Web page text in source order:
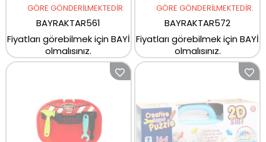
GÖRE GÖNDERİLMEKTEDİR.
BAYRAKTAR561
Fiyatları görebilmek için BAYİ
olmalısınız.
GÖRE GÖNDERİLMEKTEDİR.
BAYRAKTAR572
Fiyatları görebilmek için BAYİ
olmalısınız.